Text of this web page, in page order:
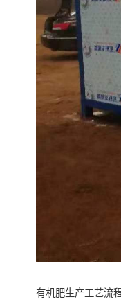
有机肥生产工艺流程